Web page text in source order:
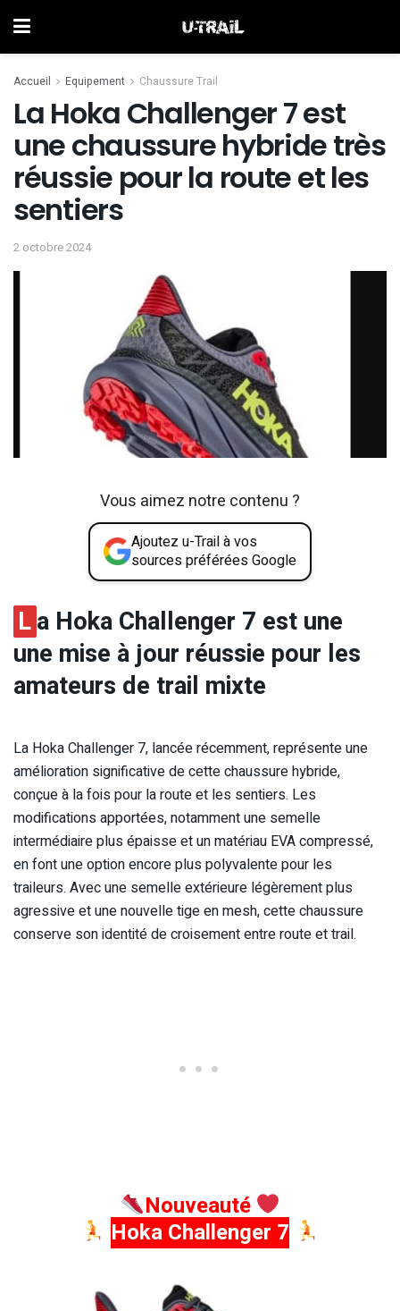
Accueil Equipement Chaussure Trail
La Hoka Challenger 7 est
une chaussure hybride très
réussie pour la route et les
sentiers
2 octobre 2024
Vous aimez notre contenu ?
Ajoutez u-Trail à vos
sources préférées Google
La Hoka Challenger 7 est une
une mise à jour réussie pour les
amateurs de trail mixte
La Hoka Challenger 7, lancée récemment, représente une
amélioration significative de cette chaussure hybride,
conçue à la fois pour la route et les sentiers. Les
modifications apportées, notamment une semelle
intermédiaire plus épaisse et un matériau EVA compressé,
en font une option encore plus polyvalente pour les
traileurs. Avec une semelle extérieure légèrement plus
agressive et une nouvelle tige en mesh, cette chaussure
conserve son identité de croisement entre route et trail.
Nouveauté
Hoka Challenger 7